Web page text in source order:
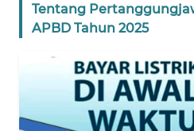
Tentang
APBD Tahun 2025
WN